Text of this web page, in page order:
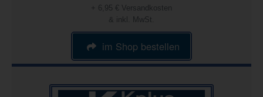
+ 6,95 € Versandkosten
& inkl. MwSt.
im Shop bestellen